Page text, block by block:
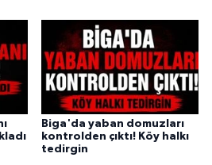
Biga'da yaban domuzları
kontrolden çıktı! Köy halkı
tedirgin